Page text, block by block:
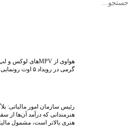
گرمی در رویداد ۵ اوت رونمایی کرد
رئیس سازمان امور مالیاتی:
هنرمندانی که درآمد آن‌ها از
هنری بالاتر است، مشمول